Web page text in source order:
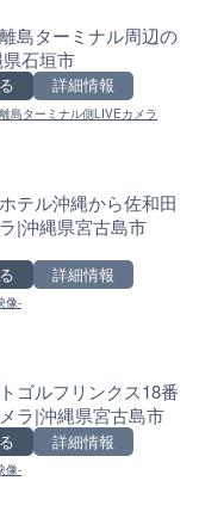
島ターミナル周辺の
石垣市
詳細情報
島ターミナル側LIVEカメラ
テル沖縄から佐和田
|沖縄県宮古島市
詳細情報
像-
ゴルフリンクス18番
ラ|沖縄県宮古島市
詳細情報
像-